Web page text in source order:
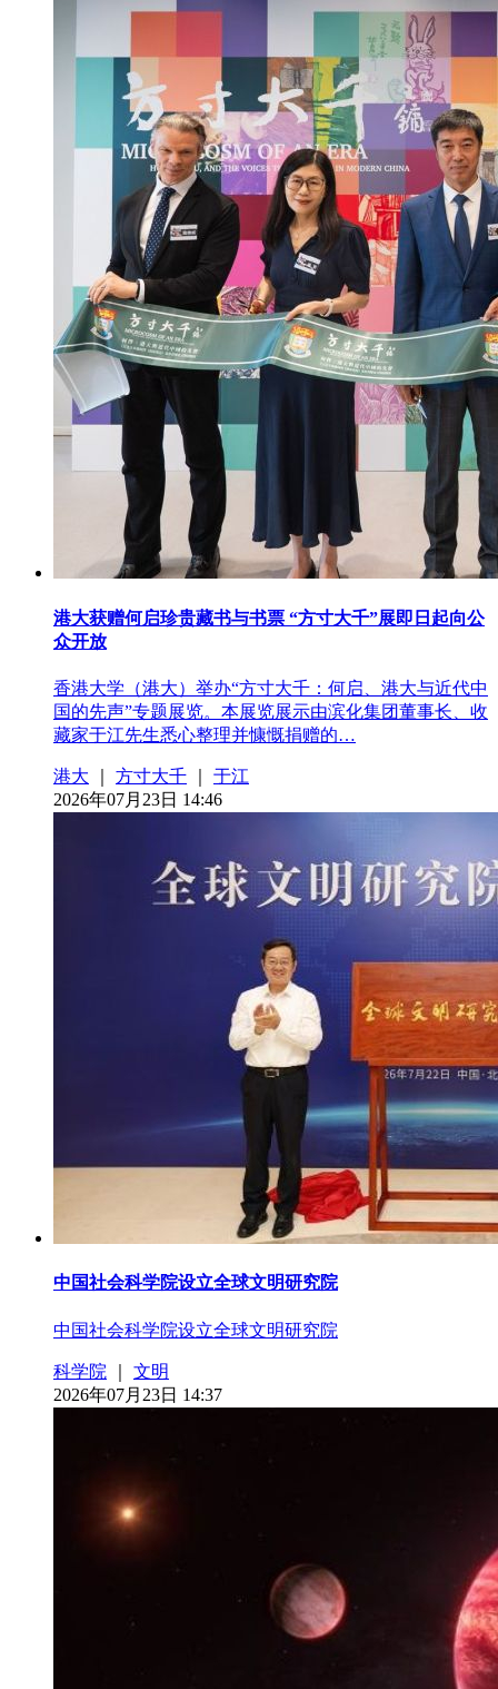
港大获赠何启珍贵藏书与书票 “方寸大千”展即日起向公
众开放
香港大学（港大）举办“方寸大千：何启、港大与近代中
国的先声”专题展览。本展览展示由滨化集团董事长、收
藏家于江先生悉心整理并慷慨捐赠的…
港大 方寸大千
于江
2026年07月23日 14:46
中国社会科学院设立全球文明研究院
中国社会科学院设立全球文明研究院
科学院
文明
2026年07月23日 14:37